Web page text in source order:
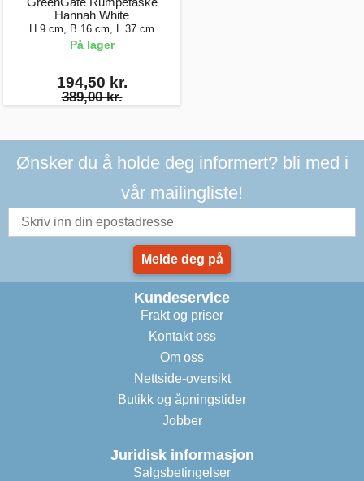
Hannah White
H 9 cm, B 16 cm, L 37 cm
På lager
194,50 kr.
389,00 kr.
Ønsker du å holde deg informert? bli med i
vår mailingliste!
Melde deg på
Kundeservice
Frakt og priser
Kontakt oss
Om oss
Nettside-oversikt
Butikk og åpningstider
Jobber
Juridisk informasjon
Salgsbetingelser